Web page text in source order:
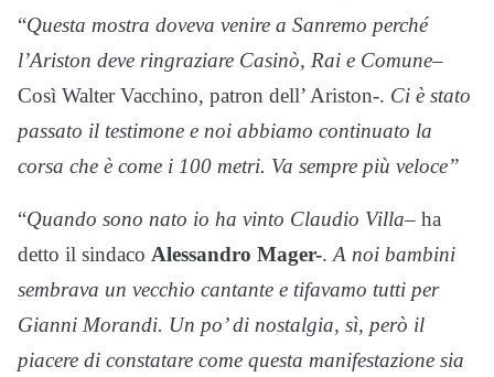
“Questa mostra doveva venire a Sanremo perché
l’Ariston deve ringraziare Casinò, Rai e Comune–
Così Walter Vacchino, patron dell’ Ariston-. Ci è stato
passato il testimone e noi abbiamo continuato la
corsa che è come i 100 metri. Va sempre più veloce”
“Quando sono nato io ha vinto Claudio Villa– ha
detto il sindaco Alessandro Mager-. A noi bambini
sembrava un vecchio cantante e tifavamo tutti per
Gianni Morandi. Un po’ di nostalgia, sì, però il
piacere di constatare come questa manifestazione sia